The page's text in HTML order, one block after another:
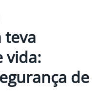
teva
vida:
de